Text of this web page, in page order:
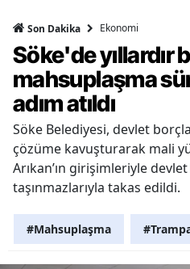
Son Dakika Ekonomi
Söke'de yıllardır
mahsuplaşma
adım atıldı
Söke Belediyesi, devlet
çözüme kavuşturarak mali
Arıkan’ın girişimleriyle
taşınmazlarıyla takas edildi.
#Mahsuplaşma